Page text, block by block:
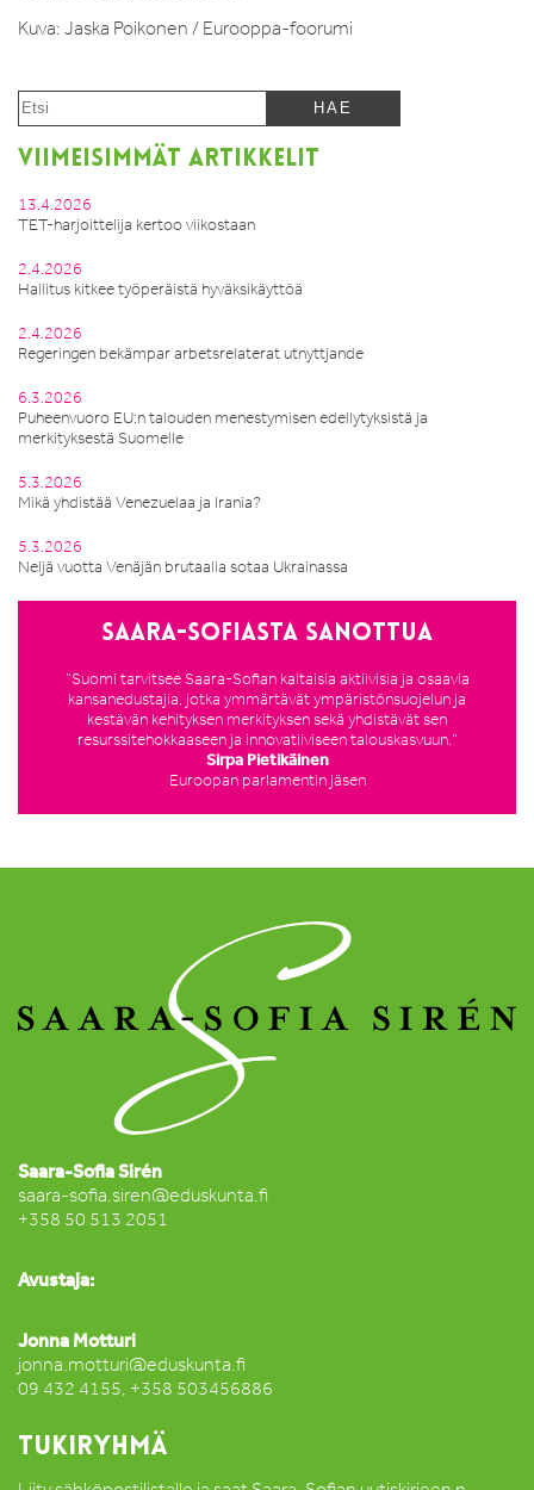
Kuva: Jaska Poikonen / Eurooppa-foorumi
VIIMEISIMMÄT ARTIKKELIT
13.4.2026
TET-harjoittelija kertoo viikostaan
2.4.2026
Hallitus kitkee työperäistä hyväksikäyttöä
2.4.2026
Regeringen bekämpar arbetsrelaterat utnyttjande
6.3.2026
Puheenvuoro EU:n talouden menestymisen edellytyksistä ja
merkityksestä Suomelle
5.3.2026
Mikä yhdistää Venezuelaa ja Irania?
5.3.2026
Neljä vuotta Venäjän brutaalia sotaa Ukrainassa
Saara-Sofiasta sanottua
”Suomi tarvitsee Saara-Sofian kaltaisia aktiivisia ja osaavia
kansanedustajia, jotka ymmärtävät ympäristönsuojelun ja
kestävän kehityksen merkityksen sekä yhdistävät sen
resurssitehokkaaseen ja innovatiiviseen talouskasvuun.”
Sirpa Pietikäinen
Euroopan parlamentin jäsen
Saara-Sofia Sirén
saara-sofia.siren@eduskunta.fi
+358 50 513 2051
Avustaja:
Jonna Motturi
jonna.motturi@eduskunta.fi
09 432 4155, +358 503456886
TUKIRYHMÄ